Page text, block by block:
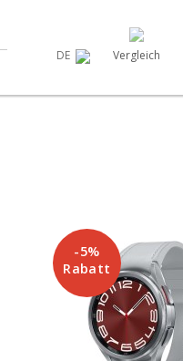
DE Vergleich
-5%
Rabatt